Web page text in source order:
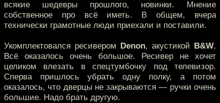
всякие шедевры прошлого, новинки. Мнение
собственное про всё иметь. В общем, вчера
технически грамотные люди приехали и поставили.
Укомплектовался ресивером Denon, акустикой B&W.
Всё оказалось очень большое. Ресивер не хочет
целиком влезать в спецтумбочку под телевизор.
Сперва пришлось убрать одну полку, а потом
оказалось, что дверцы не закрываются — ручки очень
большие. Надо брать другую.